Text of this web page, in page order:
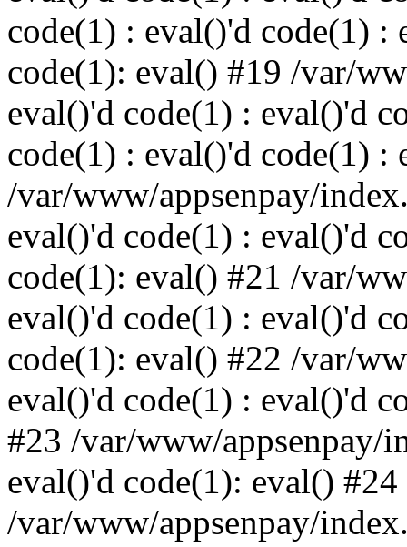
code(1) : eval()'d code(1) :
code(1): eval() #19 /var/
eval()'d code(1) : eval()'d
code(1) : eval()'d code(1) :
/var/www/appsenpay/
eval()'d code(1) : eval()'d
code(1): eval() #21 /var/
eval()'d code(1) : eval()'d
code(1): eval() #22 /var/
eval()'d code(1) : eval()'d
#23 /var/www/appsenpay/
eval()'d code(1): eval() #24
/var/www/appsenpay/